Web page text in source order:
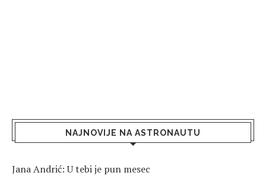
NAJNOVIJE NA ASTRONAUTU
Jana Andrić: U tebi je pun mesec